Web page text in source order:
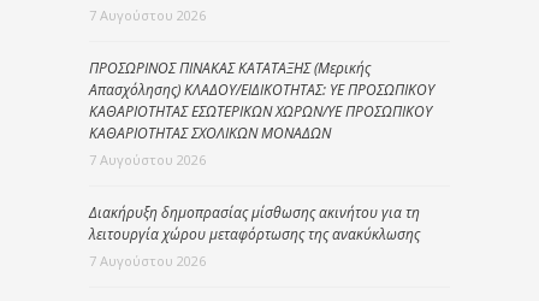
7 Αυγούστου 2026
ΠΡΟΣΩΡΙΝΟΣ ΠΙΝΑΚΑΣ ΚΑΤΑΤΑΞΗΣ (Μερικής
Απασχόλησης) ΚΛΑΔΟΥ/ΕΙΔΙΚΟΤΗΤΑΣ: ΥΕ ΠΡΟΣΩΠΙΚΟΥ
ΚΑΘΑΡΙΟΤΗΤΑΣ ΕΣΩΤΕΡΙΚΩΝ ΧΩΡΩΝ/ΥΕ ΠΡΟΣΩΠΙΚΟΥ
ΚΑΘΑΡΙΟΤΗΤΑΣ ΣΧΟΛΙΚΩΝ ΜΟΝΑΔΩΝ
7 Αυγούστου 2026
Διακήρυξη δημοπρασίας μίσθωσης ακινήτου για τη
λειτουργία χώρου μεταφόρτωσης της ανακύκλωσης
7 Αυγούστου 2026